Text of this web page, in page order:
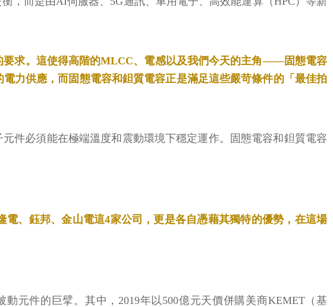
要求。這使得高階的MLCC、電感以及我們今天的主角——固態電容
力供應，而固態電容和鉭質電容正是滿足這些嚴苛條件的「最佳拍
件必須能在極端溫度和震動環境下穩定運作。固態電容和鉭質電容
、鈺邦、金山電這4家公司，更是各自憑藉其獨特的優勢，在這場
元件的巨擘。其中，2019年以500億元天價併購美商KEMET（基